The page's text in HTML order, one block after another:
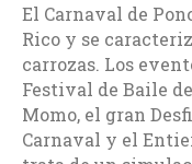
El Carnaval de
Rico y se
carrozas. Los
Festival de Baile
Momo, el gran
Carnaval y el